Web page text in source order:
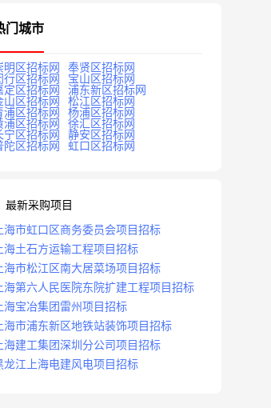
门城市
明区招标网
奉贤区招标网
行区招标网
宝山区招标网
定区招标网
浦东新区招标网
山区招标网
松江区招标网
浦区招标网
杨浦区招标网
浦区招标网
徐汇区招标网
宁区招标网
静安区招标网
陀区招标网
虹口区招标网
最新采购项目
海市虹口区商务委员会项目招标
海土石方运输工程项目招标
海市松江区南大居菜场项目招标
海第六人民医院东院扩建工程项目招标
海宝冶集团雷州项目招标
海市浦东新区地铁站装饰项目招标
海建工集团深圳分公司项目招标
龙江上海电建风电项目招标